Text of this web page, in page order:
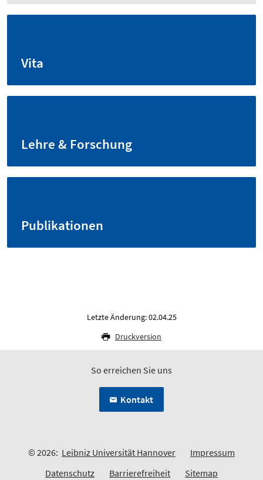
Vita
Lehre & Forschung
Publikationen
Letzte Änderung: 02.04.25
Druckversion
So erreichen Sie uns
Kontakt
© 2026: Leibniz Universität Hannover
Impressum
Datenschutz
Barrierefreiheit Sitemap